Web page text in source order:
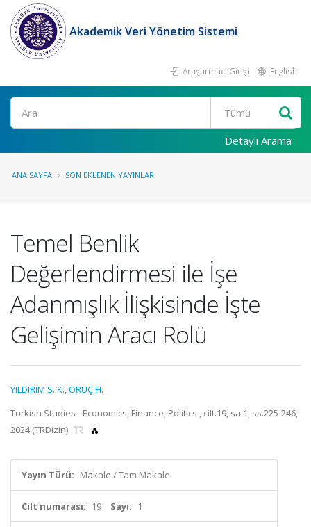
Akademik Veri Yönetim Sistemi
Araştırmacı Girişi English
Ara
Detaylı Arama
ANA SAYFA SON EKLENEN YAYINLAR
Temel Benlik
Değerlendirmesi ile İşe
Adanmışlık İlişkisinde İşte
Gelişimin Aracı Rolü
YILDIRIM S. K.,ORUÇ H.
Turkish Studies - Economics, Finance, Politics , cilt.19, sa.1, ss.225-246,
2024 (TRDizin)
Yayın Türü: Makale / Tam Makale
Cilt numarası: 19 Sayı: 1